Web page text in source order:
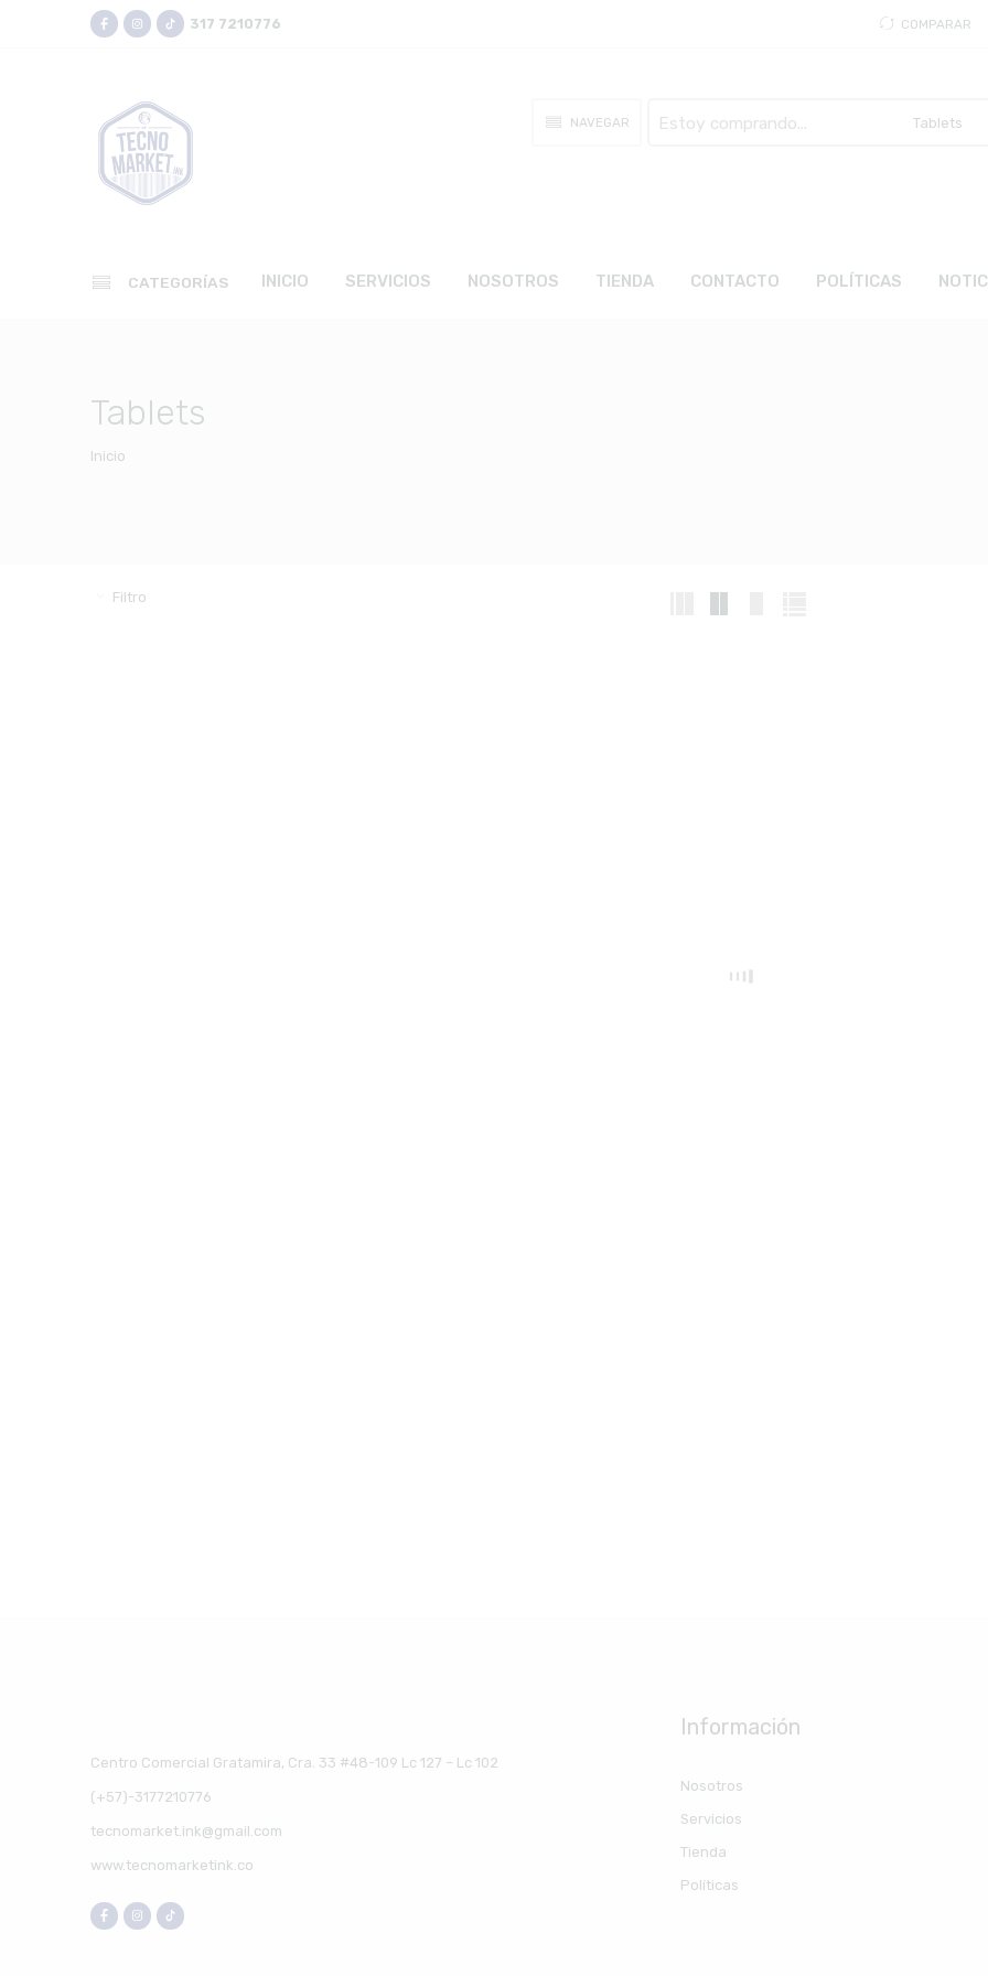
317 7210776 COMPARAR
NAVEGAR
aquí
CATEGORÍAS INICIO SERVICIOS NOSOTROS TIENDA CONTACTO POLÍTICAS
Tablets
Inicio
Filtro
Centro Comercial Gratamira, Cra. 33 #48-109 Lc 127 – Lc 102
(+57)-3177210776
tecnomarket.ink@gmail.com
www.tecnomarketink.co
Información
Nosotros
Servicios
Tienda
Políticas